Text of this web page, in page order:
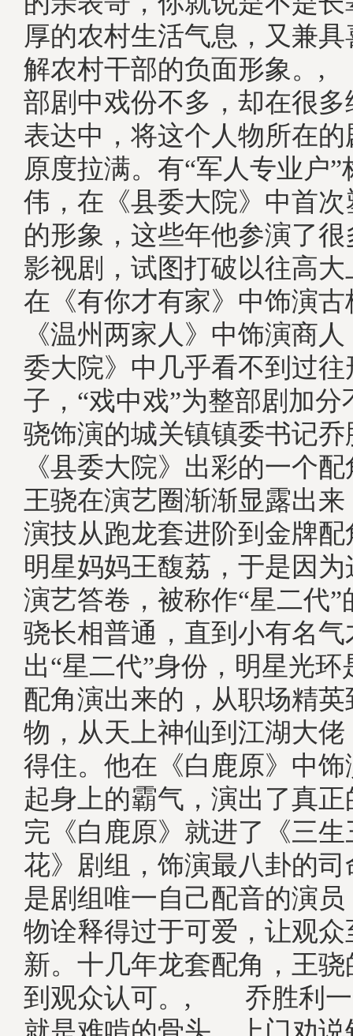
厚的农村生活气息，又兼
解农村干部的负面形象
部剧中戏份不多，却在很
表达中，将这个人物所在
原度拉满。有“军人专业户
伟，在《县委大院》中首
的形象，这些年他参演了
影视剧，试图打破以往高
在《有你才有家》中饰演
《温州两家人》中饰演商
委大院》中几乎看不到过往
子，“戏中戏”为整部剧
骁饰演的城关镇镇委书记
《县委大院》出彩的一个
王骁在演艺圈渐渐显露出
演技从跑龙套进阶到金牌
明星妈妈王馥荔，于是因
演艺答卷，被称作“星二代
骁长相普通，直到小有名
出“星二代”身份，明星光
配角演出来的，从职场精
物，从天上神仙到江湖大
得住。他在《白鹿原》中
起身上的霸气，演出了真
完《白鹿原》就进了《三
花》剧组，饰演最八卦的
是剧组唯一自己配音的演
物诠释得过于可爱，让观
新。十几年龙套配角，王
到观众认可。, 乔胜利一